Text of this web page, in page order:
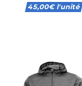
45,00€l'unité